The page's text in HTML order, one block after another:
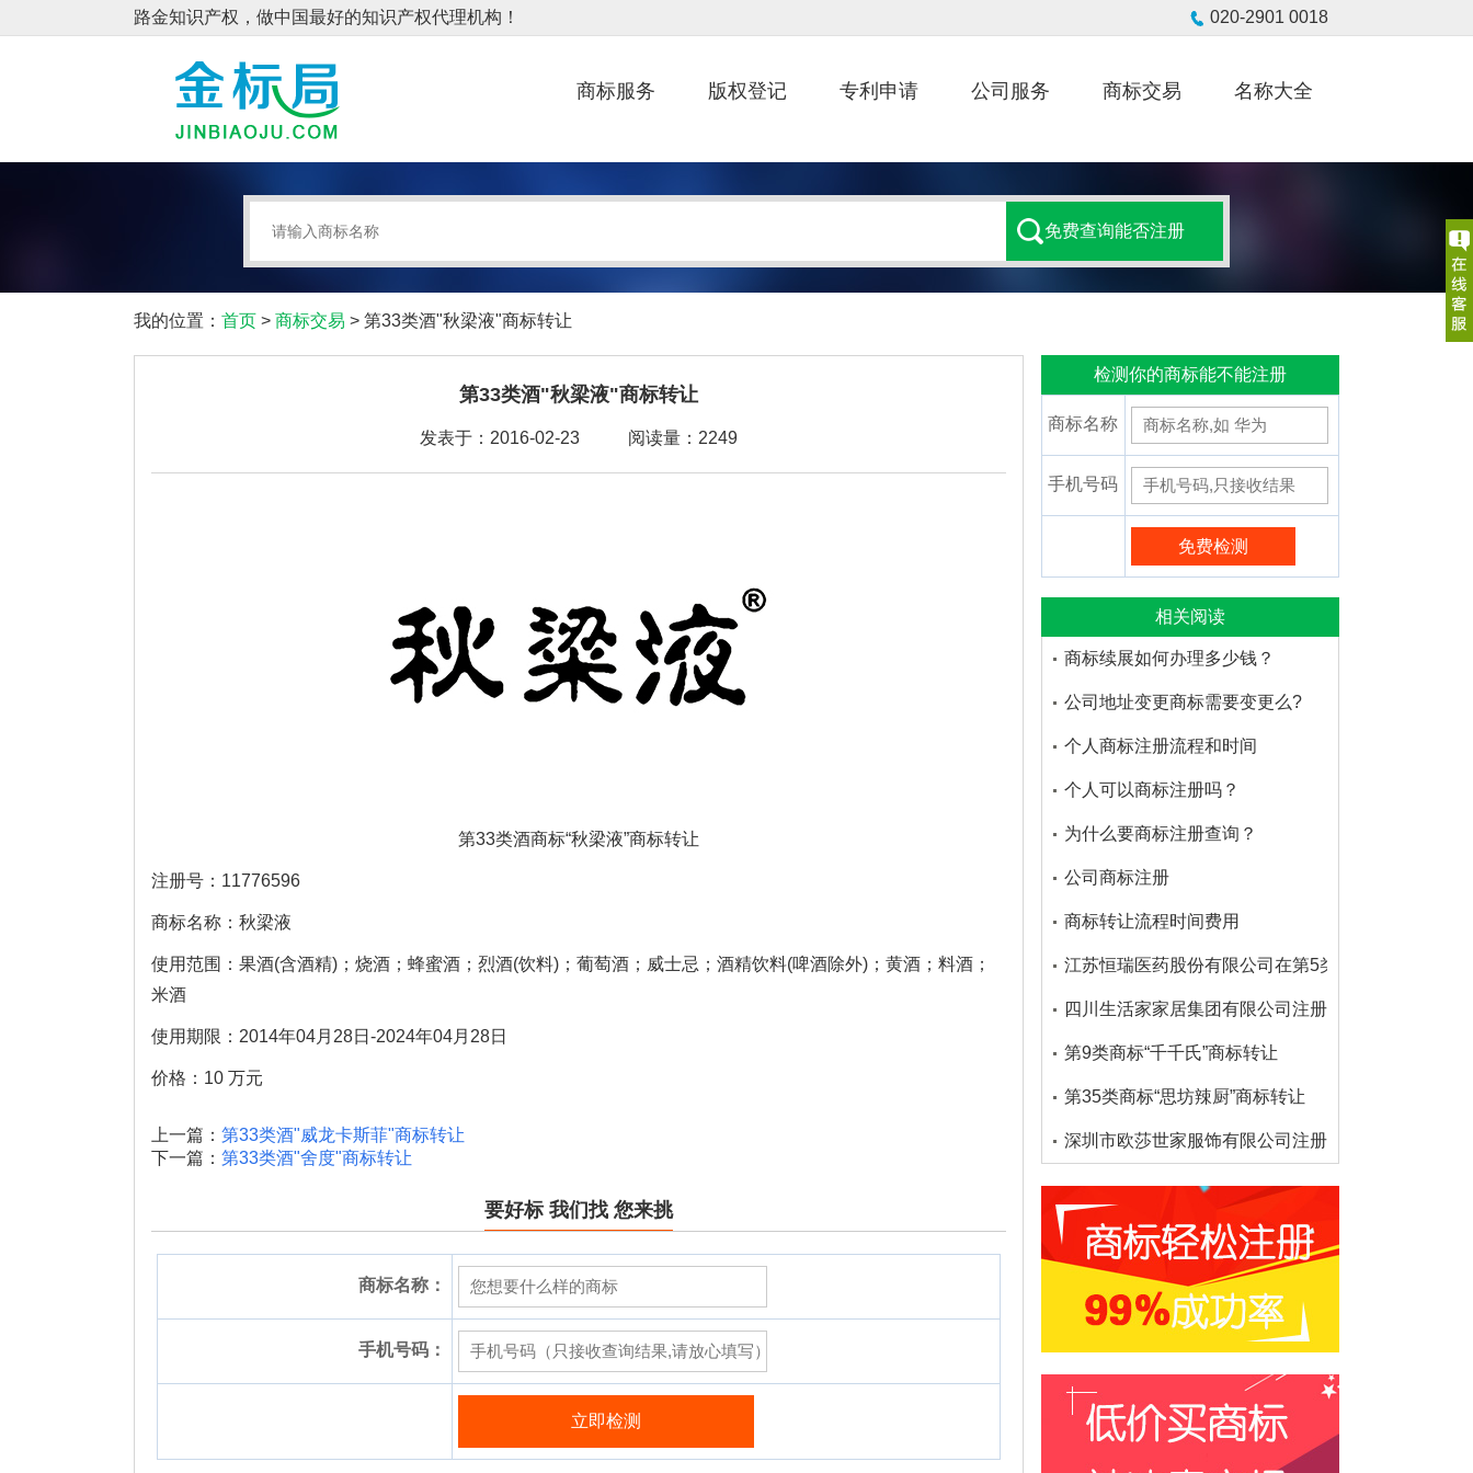
名称大全
商标交易
公司服务
专利申请
版权登记
商标服务
我的位置： 首页 > 商标交易 > 第33类酒"秋梁液"商标转让
第33类酒"秋梁液"商标转让
发表于：2016-02-23 阅读量：2249
第33类酒商标“秋梁液”商标转让
注册号：11776596
商标名称：秋梁液
使用范围：果酒(含酒精)；烧酒；蜂蜜酒；烈酒(饮料)；葡萄酒；威士忌；酒精饮料(啤酒除外)；黄酒；料酒；
米酒
使用期限：2014年04月28日-2024年04月28日
价格：10 万元
上一篇： 第33类酒"威龙卡斯菲"商标转让
下一篇： 第33类酒"舍度"商标转让
要好标 我们找 您来挑
商标名称：
手机号码：
检测你的商标能不能注册
商标名称
手机号码
相关阅读
商标续展如何办理多少钱？
公司地址变更商标需要变更么?
个人商标注册流程和时间
个人可以商标注册吗？
为什么要商标注册查询？
公司商标注册
商标转让流程时间费用
江苏恒瑞医药股份有限公司在第5类医药品注册的商
四川生活家家居集团有限公司注册了多少个大沫商标
第9类商标“千千氏”商标转让
第35类商标“思坊辣厨”商标转让
深圳市欧莎世家服饰有限公司注册了多少个欧莎家